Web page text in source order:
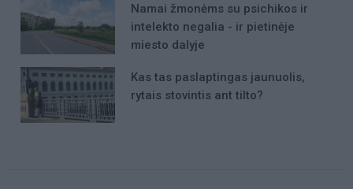
Namai žmonėms su psichikos ir
intelekto negalia - ir pietinėje
miesto dalyje
Kas tas paslaptingas jaunuolis,
rytais stovintis ant tilto?